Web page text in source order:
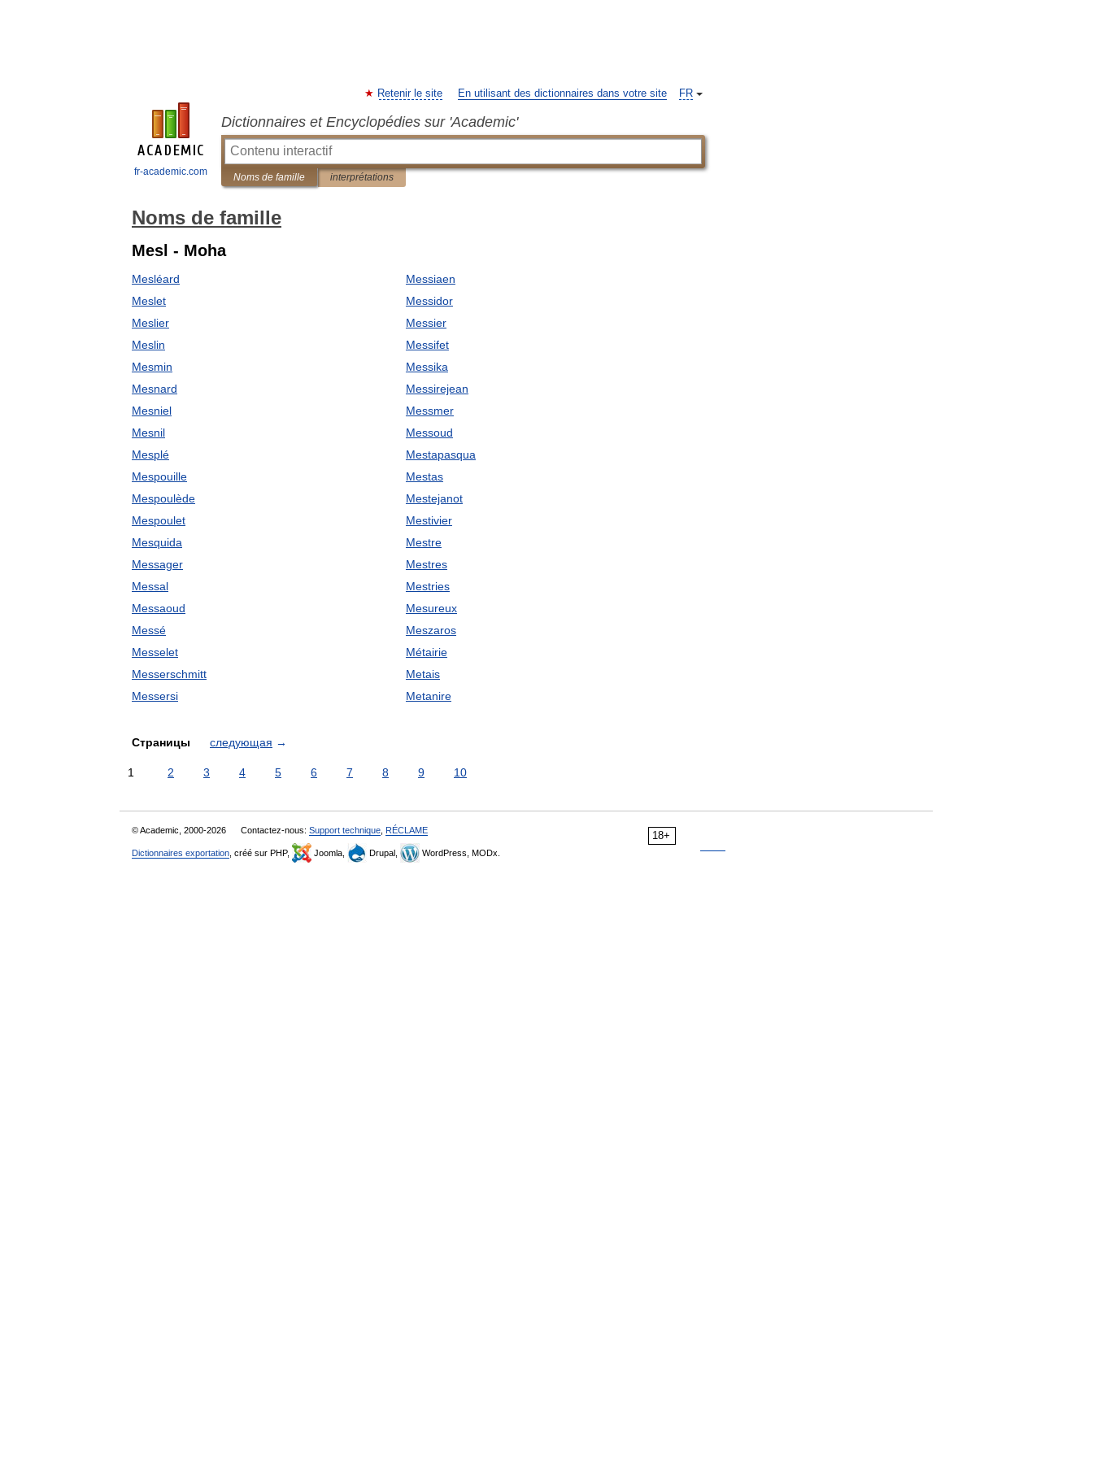
fr-academic.com
FR
Retenir le site En utilisant des dictionnaires dans votre site
Dictionnaires et Encyclopédies sur 'Academic'
Noms de famille interprétations
Noms de famille
Mesl - Moha
Mesléard
Meslet
Meslier
Meslin
Mesmin
Mesnard
Mesniel
Mesnil
Mesplé
Mespouille
Mespoulède
Mespoulet
Mesquida
Messager
Messal
Messaoud
Messé
Messelet
Messerschmitt
Messersi
Messiaen
Messidor
Messier
Messifet
Messika
Messirejean
Messmer
Messoud
Mestapasqua
Mestas
Mestejanot
Mestivier
Mestre
Mestres
Mestries
Mesureux
Meszaros
Métairie
Metais
Metanire
Страницы следующая →
1 2 3 4 5 6 7 8 9 10
18+
© Academic, 2000-2026 Contactez-nous: Support technique RÉCLAME
Dictionnaires exportation , créé sur PHP, Joomla, Drupal, WordPress, MODx.